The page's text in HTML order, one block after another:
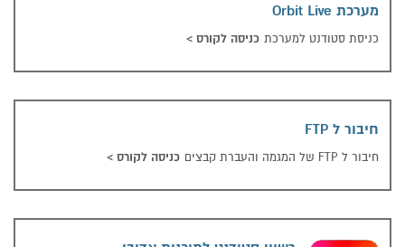
מערכת Orbit Live
כניסת סטודנט למערכת כניסה לקורס >
חיבור ל FTP
חיבור ל FTP של המגמה והעברת קבצים כניסה לקורס >